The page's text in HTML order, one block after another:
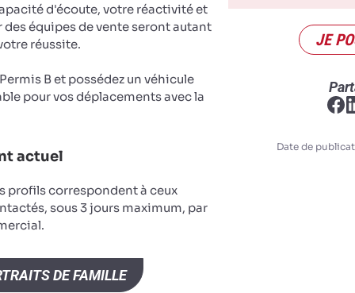
d'écoute, votre réactivité et
équipes de vente seront autant
réussite.
B et possédez un véhicule
pour vos déplacements avec la
actuel
profils correspondent à ceux
sous 3 jours maximum, par
DE FAMILLE
JE
Date de